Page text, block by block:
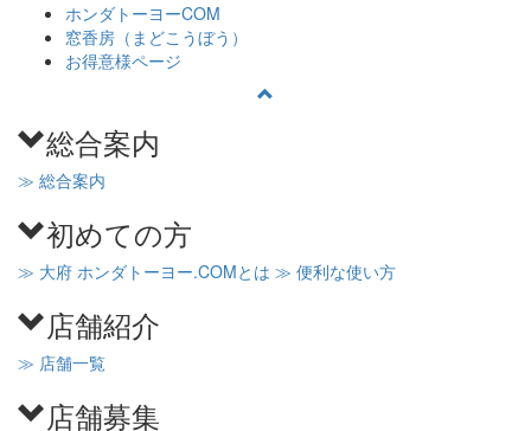
ホンダトーヨーCOM
窓香房（まどこうぼう）
お得意様ページ
総合案内
≫ 総合案内
初めての方
≫ 大府 ホンダトーヨー.COMとは ≫ 便利な使い方
店舗紹介
≫ 店舗一覧
店舗募集